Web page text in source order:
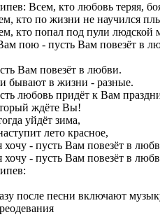
Всем, кто любовь теряя,
кто по жизни не научился
кто попал под пули людской
пою - пусть Вам повезёт в
Вам повезёт в любви.
бывают в жизни - разные.
любовь придёт к Вам
ждёте Вы!
уйдёт зима,
лето красное,
хочу - пусть Вам повезёт в
хочу - пусть Вам повезёт в
после песни включают